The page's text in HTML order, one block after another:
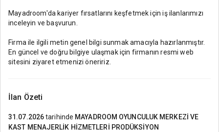
Mayadroom'da kariyer fırsatlarını keşfetmek için iş ilanlarımızı
inceleyin ve başvurun.
Firma ile ilgili metin genel bilgi sunmak amacıyla hazırlanmıştır.
En güncel ve doğru bilgiye ulaşmak için firmanın resmi web
sitesini ziyaret etmenizi öneririz.
İlan Özeti
31.07.2026tarihinde MAYADROOM OYUNCULUK MERKEZİ VE
KAST MENAJERLİK HİZMETLERİ PRODÜKSİYON